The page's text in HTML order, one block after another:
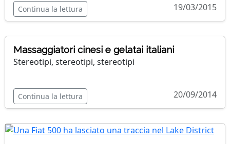
Continua la lettura 19/03/2015
Massaggiatori cinesi e gelatai italiani
Stereotipi, stereotipi, stereotipi
Continua la lettura 20/09/2014